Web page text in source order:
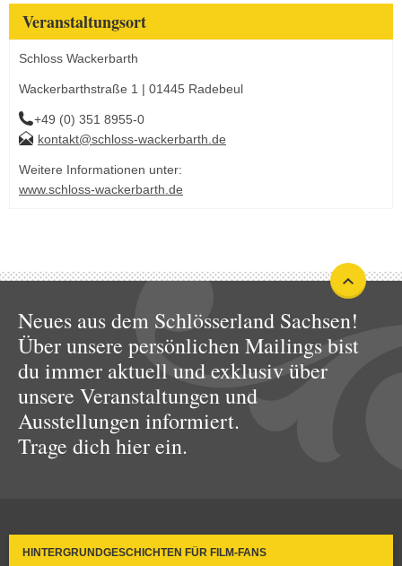
Veranstaltungsort
Schloss Wackerbarth
Wackerbarthstraße 1 | 01445 Radebeul
+49 (0) 351 8955-0
kontakt@schloss-wackerbarth.de
Weitere Informationen unter:
www.schloss-wackerbarth.de
Neues aus dem Schlösserland Sachsen!
Über unsere persönlichen Mailings bist
du immer aktuell und exklusiv über
unsere Veranstaltungen und
Ausstellungen informiert.
Trage dich hier ein.
HINTERGRUNDGESCHICHTEN FÜR FILM-FANS